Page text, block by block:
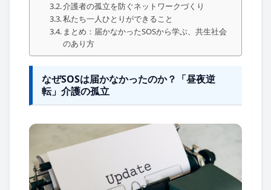
介護者の孤立を防ぐネットワークづくり
私たち一人ひとりができること
まとめ：届かなかったSOSから学ぶ、共生社会
のあり方
なぜSOSは届かなかったのか？「昼夜逆
転」介護の孤立